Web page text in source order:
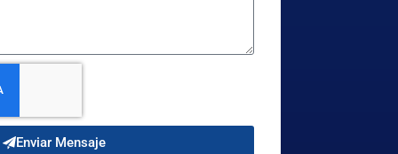
Enviar Mensaje